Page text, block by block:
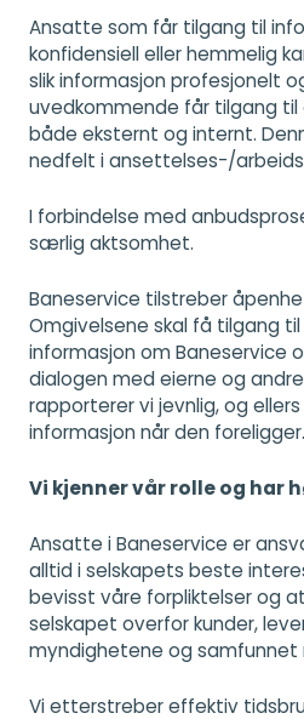
Ansatte som får tilgang til
konfidensiell eller hemmelig
slik informasjon profesjonelt
uvedkommende får tilgang
både eksternt og internt.
nedfelt i ansettelses-/
I forbindelse med
særlig aktsomhet.
Baneservice tilstreber
Omgivelsene skal få tilgang
informasjon om Baneservice
dialogen med eierne og
rapporterer vi jevnlig, og
informasjon når den foreligger.
Vi kjenner vår rolle og har
Ansatte i Baneservice er
alltid i selskapets beste
bevisst våre forpliktelser og
selskapet overfor kunder,
myndighetene og samfunnet
Vi etterstreber effektiv